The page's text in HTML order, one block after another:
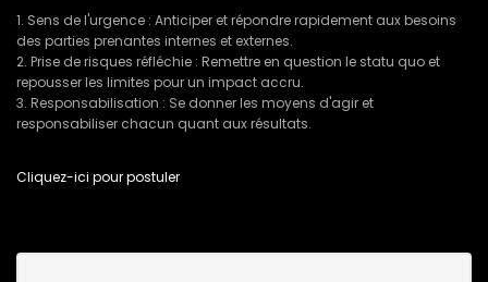
1. Sens de l'urgence : Anticiper et répondre rapidement aux besoins
des parties prenantes internes et externes.
2. Prise de risques réfléchie : Remettre en question le statu quo et
repousser les limites pour un impact accru.
3. Responsabilisation : Se donner les moyens d'agir et
responsabiliser chacun quant aux résultats.
Cliquez-ici pour postuler